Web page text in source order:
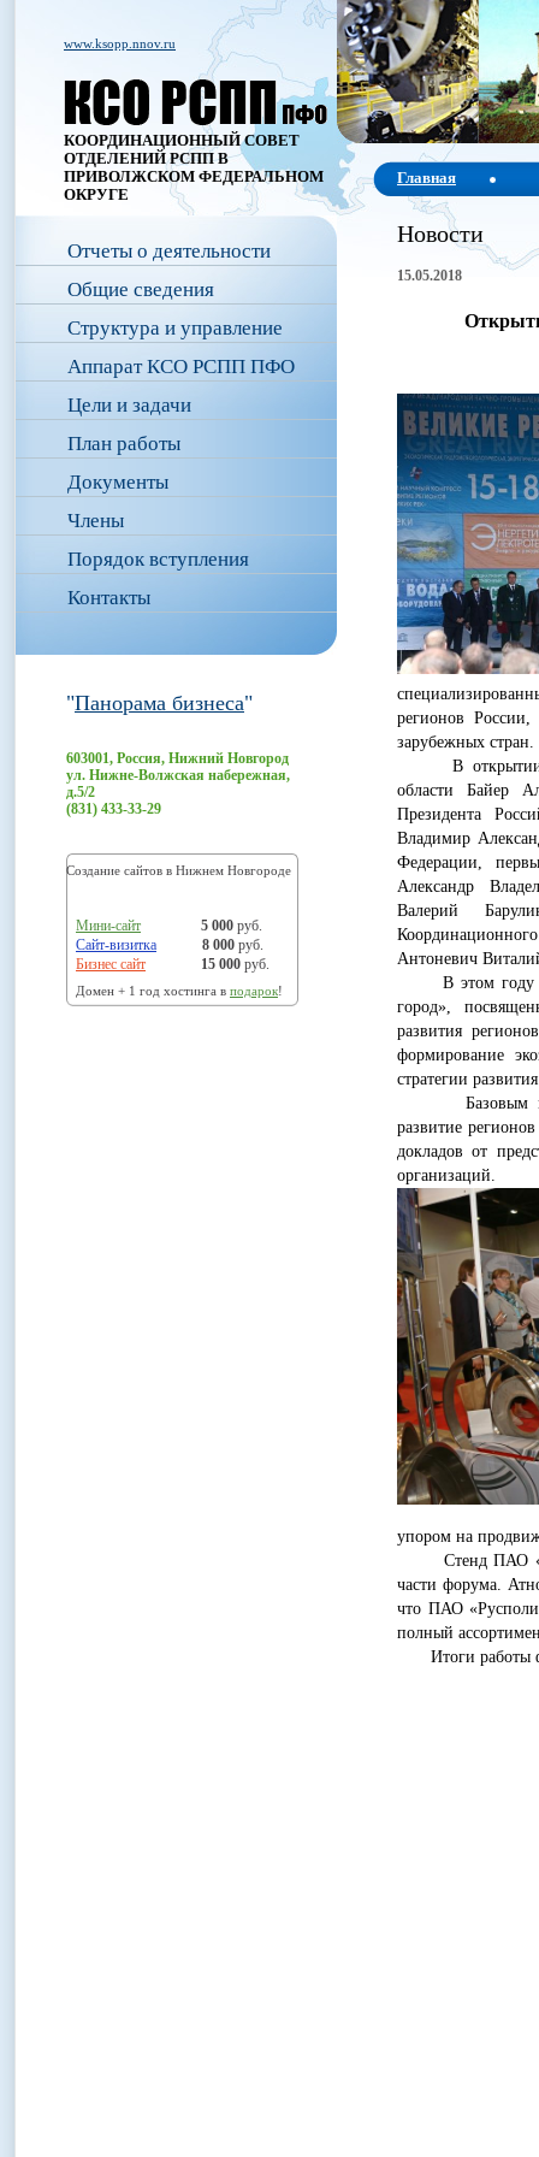
www.ksopp.nnov.ru
КООРДИНАЦИОННЫЙ СОВЕТ
ОТДЕЛЕНИЙ РСПП В
ПРИВОЛЖСКОМ ФЕДЕРАЛЬНОМ
ОКРУГЕ
Отчеты о деятельности
Общие сведения
Структура и управление
Аппарат КСО РСПП ПФО
Цели и задачи
План работы
Документы
Члены
Порядок вступления
Контакты
"Панорама бизнеса"
603001, Россия, Нижний Новгород
ул. Нижне-Волжская набережная,
д.5/2
(831) 433-33-29
Создание сайтов в Нижнем Новгороде
Мини-сайт 5 000 руб.
Сайт-визитка
8 000 руб.
Бизнес сайт
15 000 руб.
Домен + 1 год хостинга в подарок!
Главная
Новости
15.05.2018
регионов
зарубежных стран.
В открытии
области Байер
Президента
Владимир
Федерации,
Александр
Валерий
Антоневич
В этом году на
город»,
развития
формирование
стратегии
Базовым
развитие
докладов от
организаций.
упором на
Стенд ПАО
части форума.
что ПАО
полный
Итоги работы